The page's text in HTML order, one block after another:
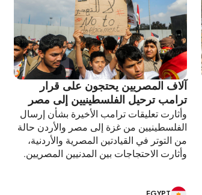
آلاف المصريين يحتجون على قرار
ترامب ترحيل الفلسطينيين إلى مصر
وأثارت تعليقات ترامب الأخيرة بشأن إرسال
الفلسطينيين من غزة إلى مصر والأردن حالة
من التوتر في القيادتين المصرية والأردنية،
وأثارت الاحتجاجات بين المدنيين المصريين.